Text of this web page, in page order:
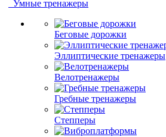
Умные тренажеры
Беговые дорожки
Эллиптические тренажеры
Велотренажеры
Гребные тренажеры
Степперы